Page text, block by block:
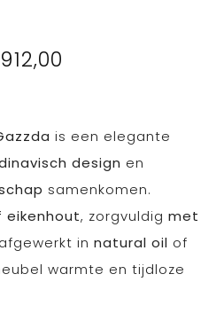
is een elegante
design en
samenkomen.
eikenhout, zorgvuldig met
in natural oil of
warmte en tijdloze